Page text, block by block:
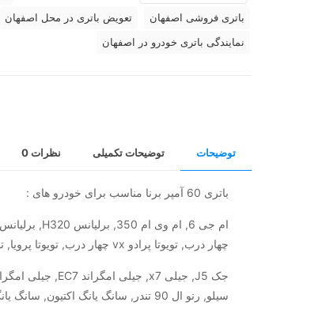
باتری فروشی اصفهان تعویض باتری در محل اصفهان
نمایندگی باتری خودرو در اصفهان
توضیحات توضیحات تکمیلی نظرات0
باتری 60 آمپر برنا مناسب برای خودرو های :
چهار درب, تویوتا پرادو vx چهار درب, تویوتا پرویا, تویوتا فورچونر, تویوتا هایلوکس, تیبا, تیبا 2,
سیلو, رنو ال 90 تندر, سانگ یانگ اکتیون, سانگ یانگ رودیوس, سانگ یانگ کوراندو, سانگ یانگ موسو,